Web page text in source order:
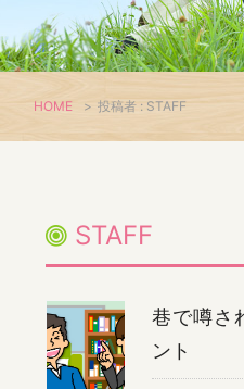
HOME > 投稿者 : STAFF
STAFF
巷で噂さ
ント